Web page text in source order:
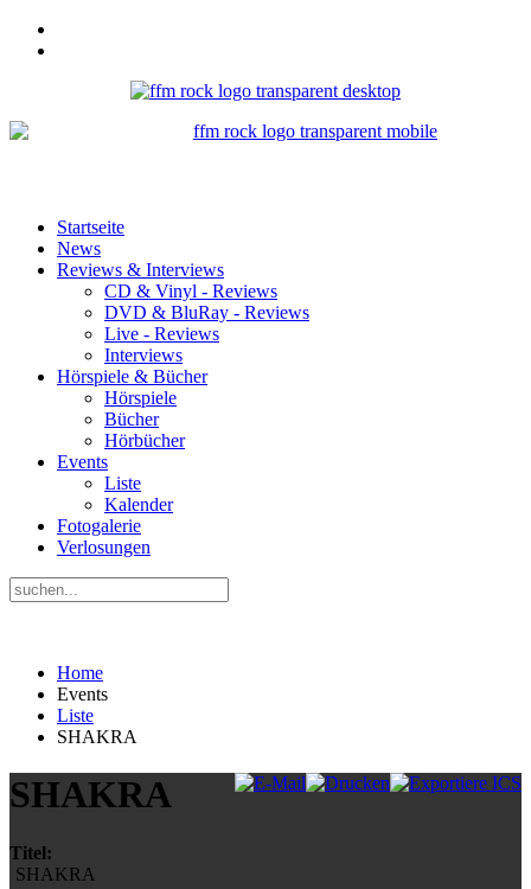
Startseite
News
Reviews & Interviews
CD & Vinyl - Reviews
DVD & BluRay - Reviews
Live - Reviews
Interviews
Hörspiele & Bücher
Hörspiele
Bücher
Hörbücher
Events
Liste
Kalender
Fotogalerie
Verlosungen
Home
Events
Liste
SHAKRA
SHAKRA
Titel:
SHAKRA